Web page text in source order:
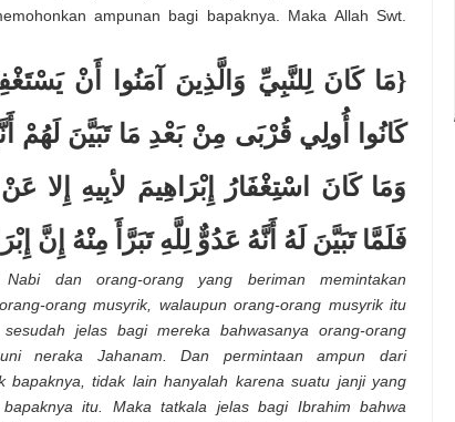
ampunan bagi bapaknya. Maka Allah Swt.
{مَا كَانَ لِلنَّبِيِّ وَالَّذِينَ آمَنُوا أَنْ
كَانُوا أُولِي قُرْبَى مِنْ بَعْدِ مَا تَبَيَّنَ لَهُمْ
وَمَا كَانَ اسْتِغْفَارُ إِبْرَاهِيمَ لأبِيهِ إِلا
فَلَمَّا تَبَيَّنَ لَهُ أَنَّهُ عَدُوٌّ لِلَّهِ تَبَرَّأَ مِنْهُ إِنَّ
dan orang-orang yang beriman meminta­kan
orang musyrik, walaupun orang-orang musyrik itu
jelas bagi mereka bahwasanya orang-orang
neraka Jahanam. Dan permintaan ampun dari
bapaknya, tidak lain hanyalah karena suatu janji yang
itu. Maka tatkala jelas bagi Ibrahim bahwa